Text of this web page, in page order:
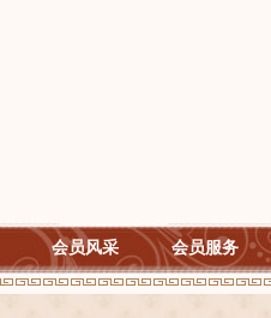
会员风采 会员服务